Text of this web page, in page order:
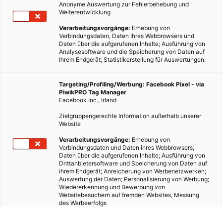
Anonyme Auswertung zur Fehlerbehebung und
Weiterentwicklung
Verarbeitungsvorgänge: Erhebung von
Verbindungsdaten, Daten Ihres Webbrowsers und
Daten über die aufgerufenen Inhalte; Ausführung von
Analysesoftware und die Speicherung von Daten auf
Ihrem Endgerät; Statistikerstellung für Auswertungen.
Targeting/Profiling/Werbung: Facebook Pixel - via
PiwikPRO Tag Manager
Facebook Inc., Irland
Zielgruppengerechte Information außerhalb unserer
Website
Verarbeitungsvorgänge: Erhebung von
Verbindungsdaten und Daten ihres Webbrowsers;
Daten über die aufgerufenen Inhalte; Ausführung von
Drittanbietersoftware und Speicherung von Daten auf
ihrem Endgerät; Anreicherung von Werbenetzwerken;
Auswertung der Daten; Personalisierung von Werbung;
Wiedererkennung und Bewerbung von
Websitebesuchern auf fremden Websites, Messung
des Werbeerfolgs